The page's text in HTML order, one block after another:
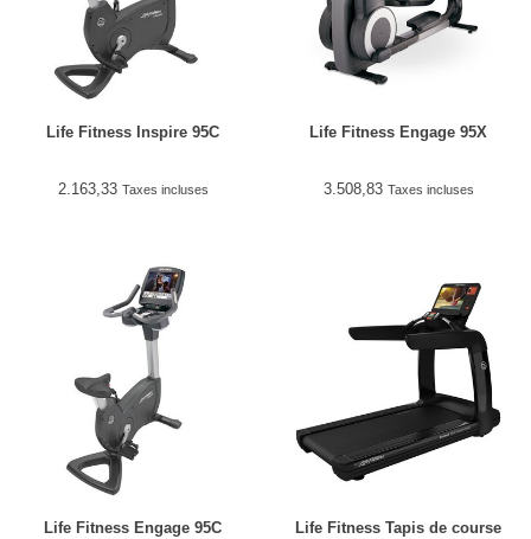
Life Fitness Inspire 95C
2.163,33 Taxes incluses
Life Fitness Engage 95X
3.508,83 Taxes incluses
Life Fitness Engage 95C
Life Fitness Tapis de course